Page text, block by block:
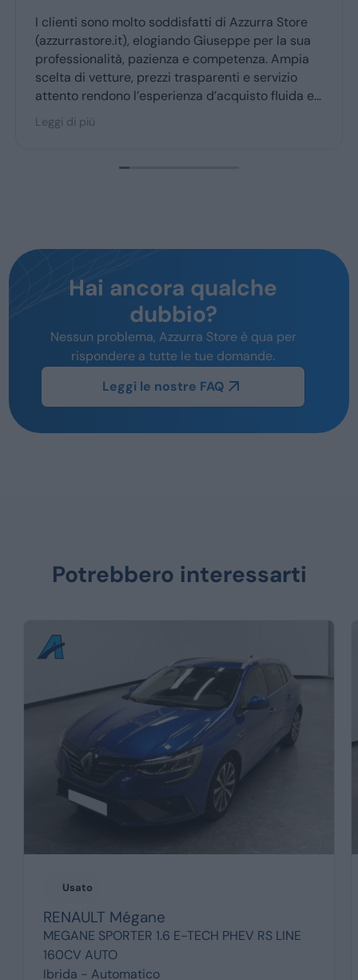
sono molto soddisfatti di Azzurra Store
elogiando Giuseppe per la sua
pazienza e competenza. Ampia
di vetture, prezzi trasparenti e servizio
rendono l’esperienza d’acquisto fluida e
per la maggior parte degli utenti.
di più
Hai ancora qualche
dubbio?
Nessun problema, Azzurra Store è qua per
rispondere a tutte le tue domande.
Leggi le nostre FAQ
Potrebbero interessarti
Usato
RENAULT Mégane
MEGANE SPORTER 1.6 E-TECH PHEV RS LINE
160CV AUTO
Ibrida - Automatico